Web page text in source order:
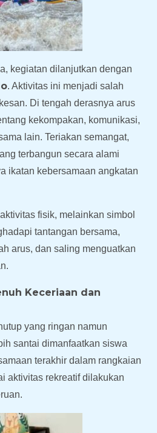
kegiatan dilanjutkan dengan
. Aktivitas ini menjadi salah
Di tengah derasnya arus
kekompakan, komunikasi,
lain. Teriakan semangat,
terbangun secara alami
ikatan kebersamaan angkatan
fisik, melainkan simbol
tantangan bersama,
arus, dan saling menguatkan
Keceriaan dan
yang ringan namun
santai dimanfaatkan siswa
terakhir dalam rangkaian
aktivitas rekreatif dilakukan